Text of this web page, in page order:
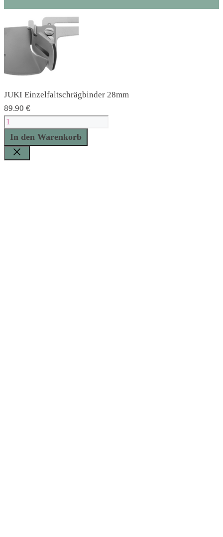
JUKI Einzelfaltschrägbinder 28mm
89.90 €
JUKI
Einzelfaltschrägbinder
28mm
Menge
In den Warenkorb
Schließen